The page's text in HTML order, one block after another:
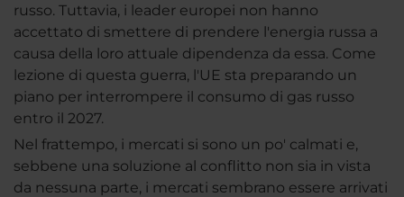
russo. Tuttavia, i leader europei non hanno
accettato di smettere di prendere l'energia russa a
causa della loro attuale dipendenza da essa. Come
lezione di questa guerra, l'UE sta preparando un
piano per interrompere il consumo di gas russo
entro il 2027.
Nel frattempo, i mercati si sono un po' calmati e,
sebbene una soluzione al conflitto non sia in vista
da nessuna parte, i mercati sembrano essere arrivati